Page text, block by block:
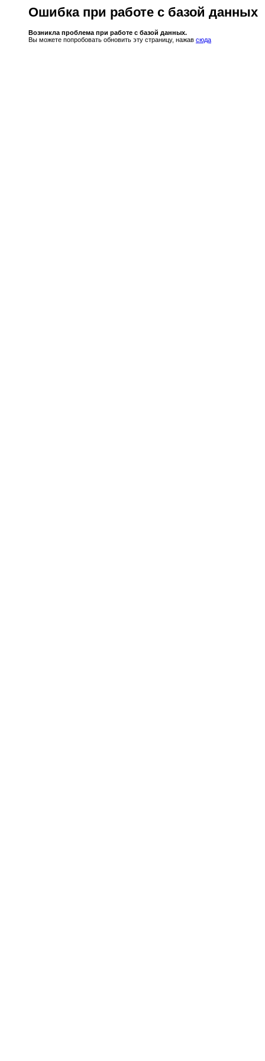
Ошибка при работе с базой данных
Возникла проблема при работе с базой данных.
Вы можете попробовать обновить эту страницу, нажав сюда